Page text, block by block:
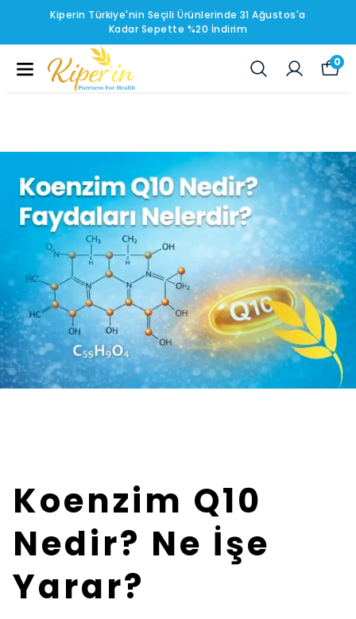
Kiperin Türkiye'nin Seçili Ürünlerinde 31 Ağustos'a
Kadar Sepette %20 İndirim
0
Koenzim Q10
Nedir? Ne İşe
Yarar?